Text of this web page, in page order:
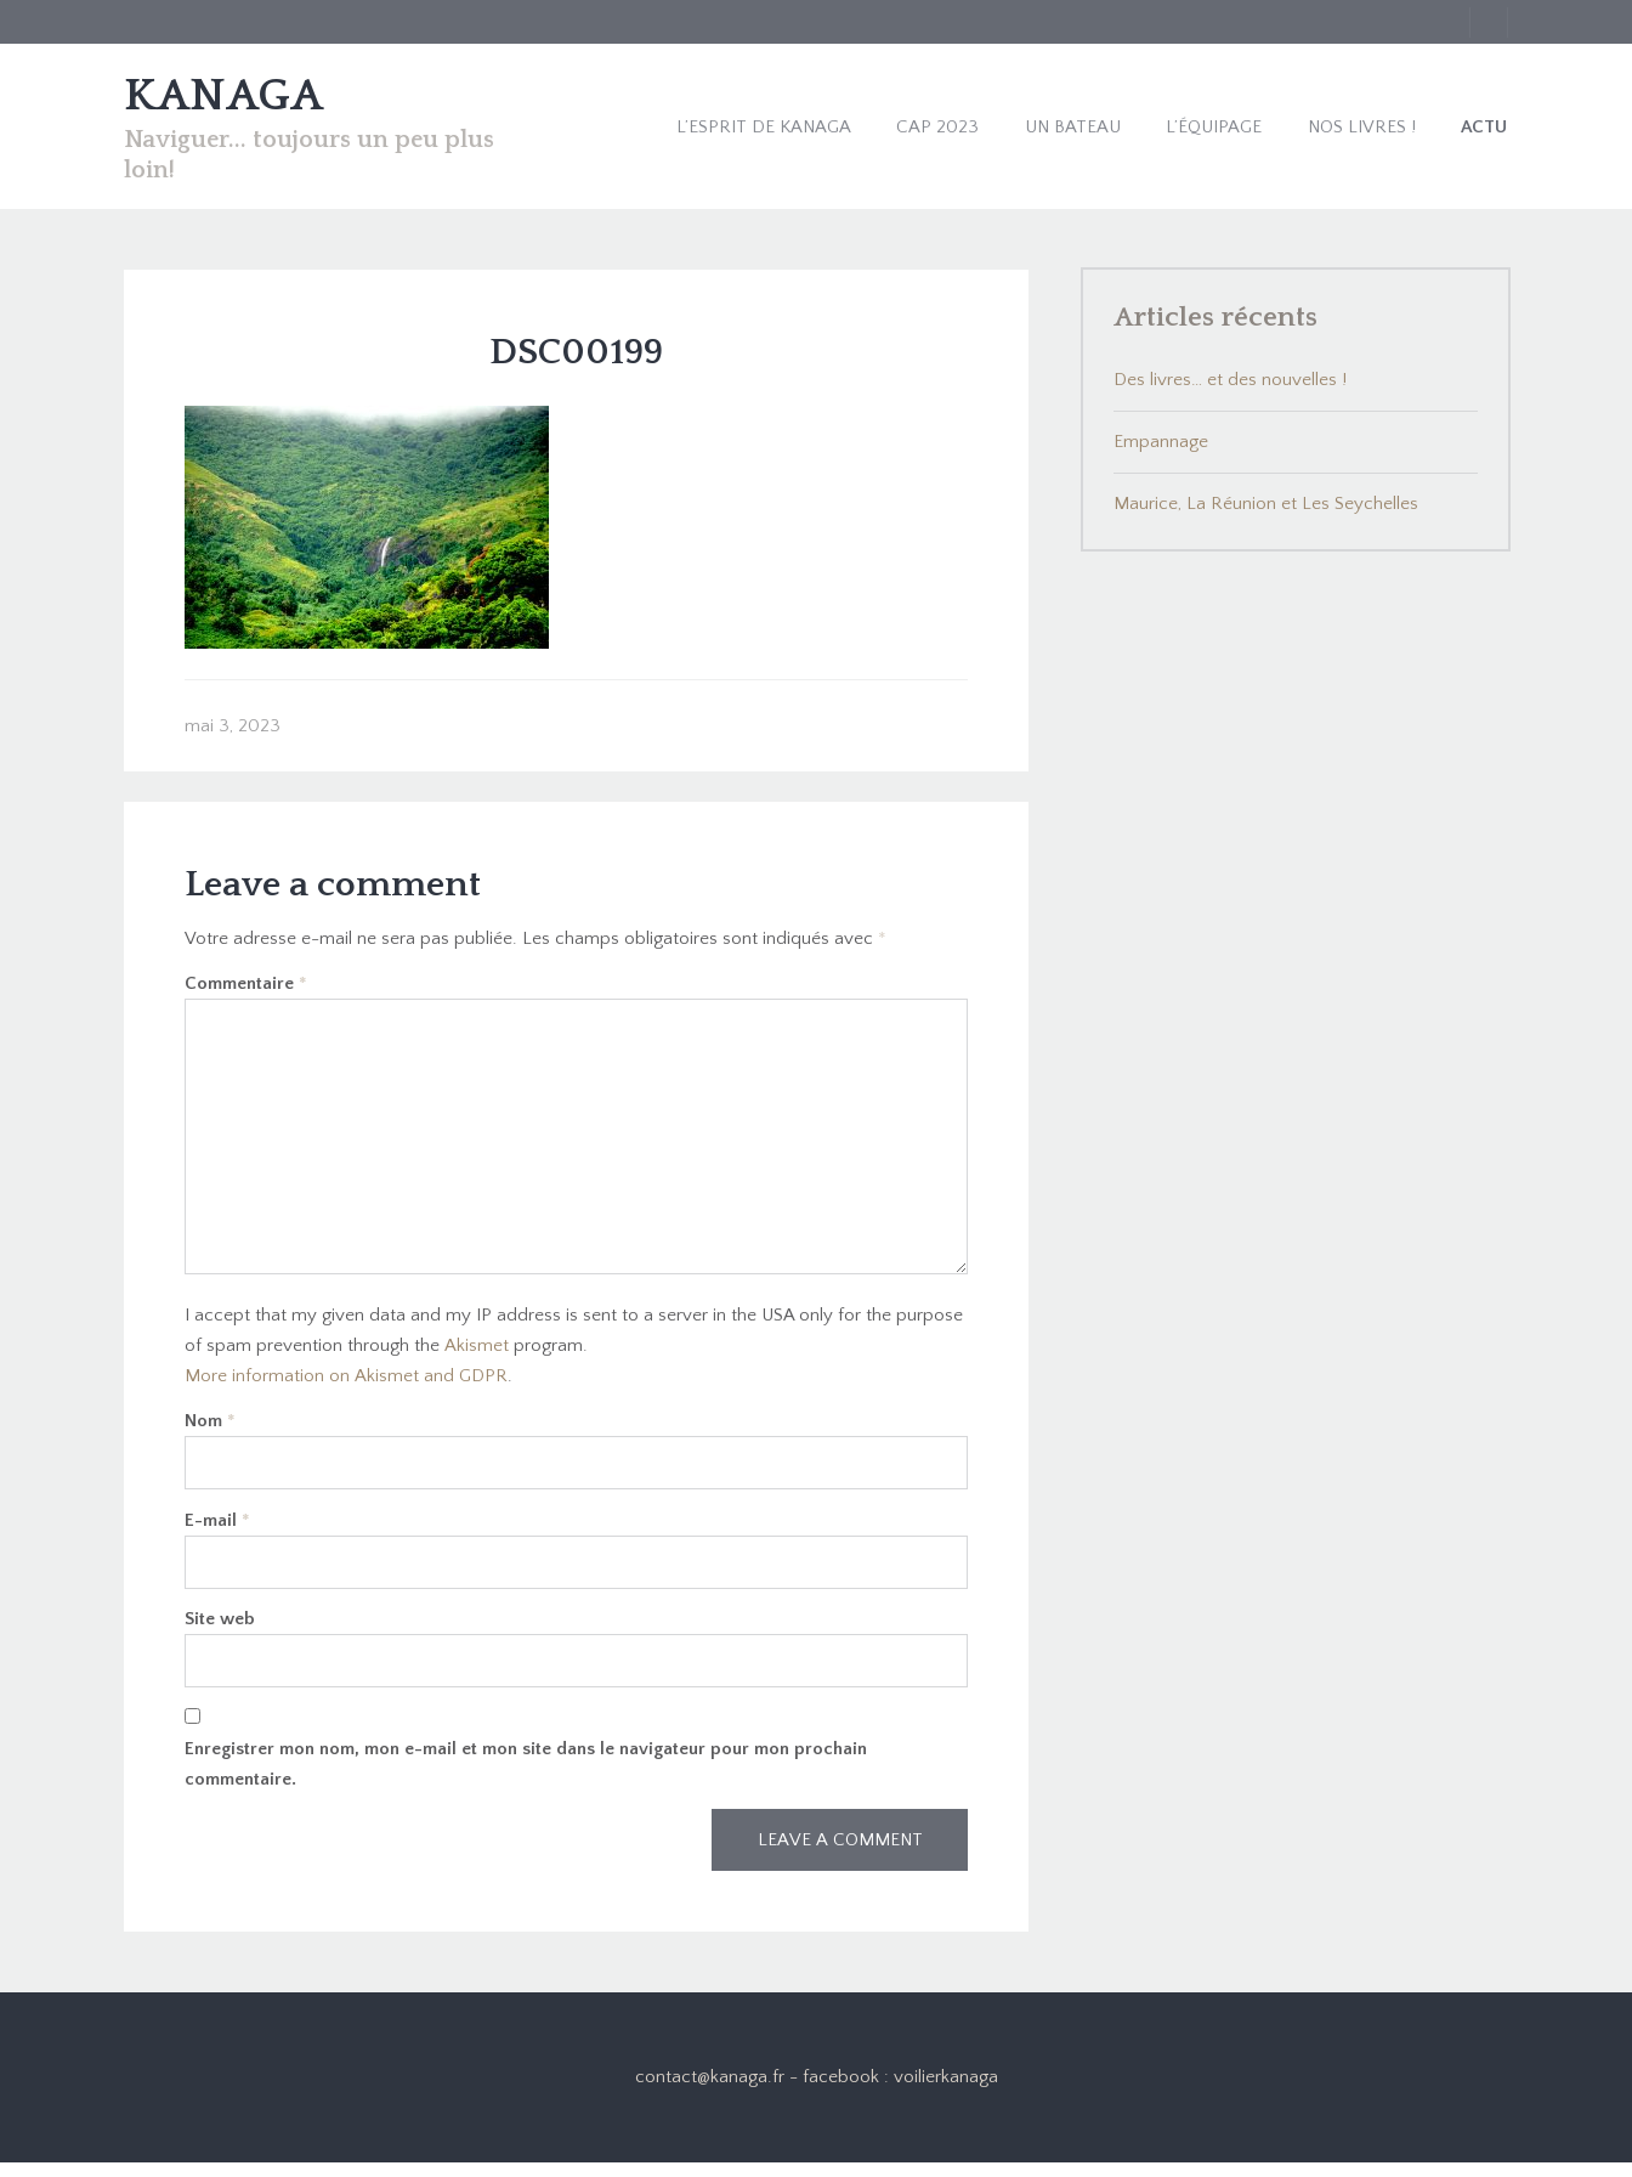
KANAGA
Naviguer... toujours un peu plus
loin!
L’ESPRIT DE KANAGA CAP 2023 UN BATEAU L’ÉQUIPAGE NOS LIVRES ! ACTU
DSC00199
mai 3, 2023
Leave a comment
Votre adresse e-mail ne sera pas publiée. Les champs obligatoires sont indiqués avec *
Commentaire *
I accept that my given data and my IP address is sent to a server in the USA only for the purpose
of spam prevention through the Akismet program.
More information on Akismet and GDPR.
Nom *
E-mail *
Site web
Enregistrer mon nom, mon e-mail et mon site dans le navigateur pour mon prochain
commentaire.
Articles récents
Des livres… et des nouvelles !
Empannage
Maurice, La Réunion et Les Seychelles
contact@kanaga.fr - facebook : voilierkanaga